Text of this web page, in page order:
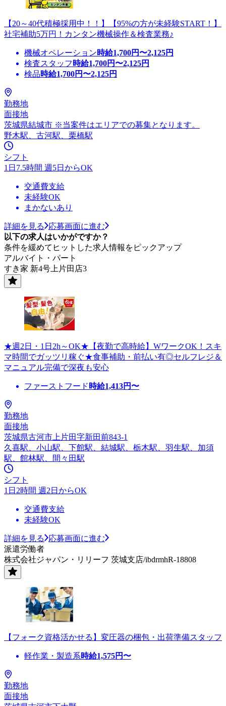
【20～40代積極採用中！！】【95%の方が未経験START！】
社宅補助5万円！カンタン機械操作＆検査業務♪
機械オペレーション時給1,700円〜2,125円
検査スタッフ 時給1,700円〜2,125円
検品時給1,700円〜2,125円
勤務地
面接地
茨城県結城市 ※当案件はエリアでの募集となります。
野木駅、古河駅、栗橋駅
シフト
1日7.5時間 週5日からOK
交通費支給
未経験OK
まかないあり
詳細を見る
応募画面に進む
以下の求人はいかがですか？
条件を緩めてヒットした求人情報をピックアップ
アルバイト・パート
すき家 新4号上片田店3
★週2日・1日2h～OK★【夜勤で高時給】WワークOK！スキ
マ時間でガッツリ稼ぐ★食事補助・前払い有◎セルフレジ＆
マニュアル完備で深夜も安心
ファーストフード 時給1,413円〜
勤務地
面接地
茨城県古河市上片田字新田前843-1
久喜駅、小山駅、下館駅、結城駅、栃木駅、羽生駅、加須
駅、館林駅、間々田駅
シフト
1日2時間 週2日からOK
交通費支給
未経験OK
詳細を見る
応募画面に進む
派遣労働者
株式会社ジャパン・リリーフ 茨城支店/ibdrmhR-18808
【フォーク資格活かせる】変圧器の梱包・出荷準備スタッフ
軽作業・製造系時給1,575円〜
勤務地
面接地